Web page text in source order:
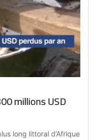
millions USD
long littoral d’Afrique